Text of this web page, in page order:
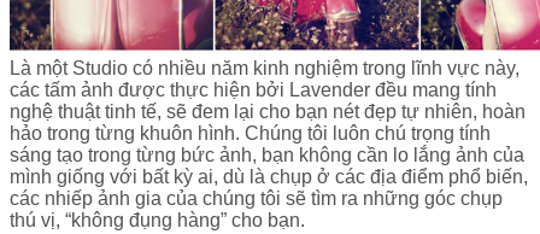
Là một Studio có nhiều năm kinh nghiệm trong lĩnh vực này,
các tấm ảnh được thực hiện bởi Lavender đều mang tính
nghệ thuật tinh tế, sẽ đem lại cho bạn nét đẹp tự nhiên, hoàn
hảo trong từng khuôn hình. Chúng tôi luôn chú trọng tính
sáng tạo trong từng bức ảnh, bạn không cần lo lắng ảnh của
mình giống với bất kỳ ai, dù là chụp ở các địa điểm phổ biến,
các nhiếp ảnh gia của chúng tôi sẽ tìm ra những góc chụp
thú vị, “không đụng hàng” cho bạn.